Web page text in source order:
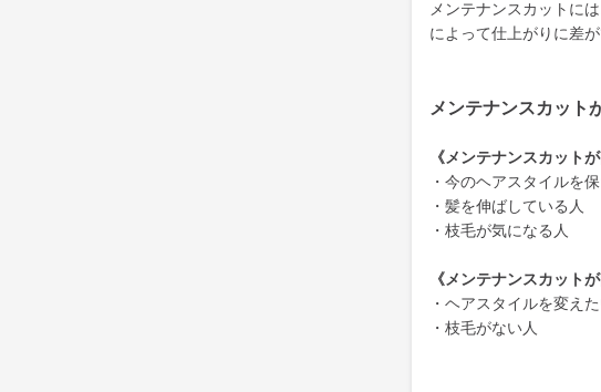
メンテナンスカットに
によって仕上がりに差
メンテナンスカット
《メンテナンスカット
・今のヘアスタイルを
・髪を伸ばしている人
・枝毛が気になる人
《メンテナンスカット
・ヘアスタイルを変え
・枝毛がない人